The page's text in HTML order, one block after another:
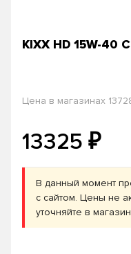
KIXX HD 15W-40
Цена в магазинах
13325 ₽
В данный момент
с сайтом. Цены не
уточняйте в